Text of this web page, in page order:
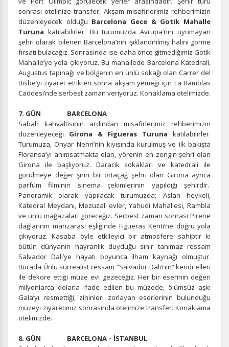
devre dışı bırakılamaz.
İstatistik Çerezleri
Ziyaretçilerin siteyi nasıl kullandığını anonim olarak
ölçeriz. Hangi sayfaların popüler olduğunu ve
kullanıcıların nerede zorluk yaşadığını anlamamıza
Pazarlama Çerezleri
Size ve ilgi alanlarınıza uygun reklamlar göstermek için
kullanılır. Kapatırsanız reklamları görmeye devam
edersiniz, ancak daha az alakalı olabilirler.
Tercihleri Kaydet
sonrası otelinize transfer. Akşam misafirlerimiz rehberimizin
düzenleyecek olduğu Barcelona Gece & Gotik Mahalle
Turuna katılabilirler. Bu turumuzda Avrupa’nın uyumayan
şehri olarak bilenen Barcelona’nın ışıklandırılmış halini görme
fırsatı bulacağız. Sonrasında ise daha önce gitmediğimiz Gotik
Mahalle’ye yola çıkıyoruz. Bu mahallede Barcelona Katedrali,
Augustus tapınağı ve bölgenin en ünlü sokağı olan Carrer del
Bisbe’yi ziyaret ettikten sonra akşam yemeği için La Ramblas
Caddesi’nde serbest zaman veriyoruz. Konaklama otelimizde.
7. GÜN BARCELONA
Sabah kahvaltısının ardından misafirlerimiz rehberimizin
düzenleyeceği Girona & Figueras Turuna katılabilirler.
Turumuza, Onyar Nehri’nin kıyısında kurulmuş ve ilk bakışta
Floransa’yı anımsatmakta olan, yörenin en zengin şehri olan
Girona ile başlıyoruz. Daracık sokakları ve katedrali ile
görülmeye değer şirin bir ortaçağ şehri olan Girona ayrıca
parfüm filminin sinema çekimlerinin yapıldığı şehirdir.
Panoramik olarak yapılacak turumuzda; Aslan heykeli,
Katedral Meydanı, Mezuzalı evler, Yahudi Mahallesi, Rambla
ve ünlü mağazaları göreceğiz. Serbest zaman sonrası Pirene
dağlarının manzarası eşliğinde Figueras Kenti’ne doğru yola
çıkıyoruz. Kasaba öyle etkileyici bir atmosfere sahiptir ki
bütün dünyanın hayranlık duyduğu sınır tanımaz ressam
Salvador Dali’ye hayatı boyunca ilham kaynağı olmuştur.
Burada Ünlü sürrealist ressam “Salvador Dali’nin” kendi elleri
ile dekore ettiği müze evi gezeceğiz. Her bir eserinin değeri
milyonlarca dolarla ifade edilen bu müzede, ölümsüz aşkı
Gala’yı resmettiği, zihinleri zorlayan eserlerinin bulunduğu
müzeyi ziyaretimiz sonrasında otelimize transfer. Konaklama
otelimizde.
8. GÜN BARCELONA – İSTANBUL